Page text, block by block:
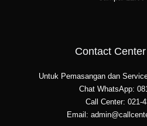
Contact
Untuk Pemasangan dan
Chat WhatsApp:
Call Center: 021-
Email: